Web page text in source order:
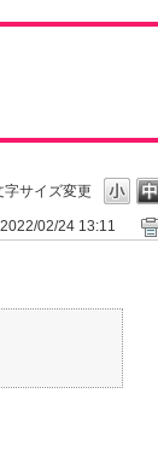
字サイズ変更
02/24 13:11